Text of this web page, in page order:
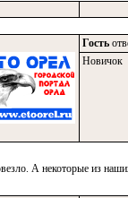
Гость
Новичок
А некоторые из